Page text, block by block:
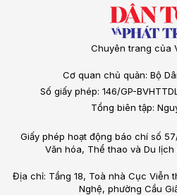
Chuyên trang của
Cơ quan chủ quản: Bộ
Số giấy phép: 146/GP-
Tổng biên tập:
Giấy phép hoạt động báo chí số
Văn hóa, Thể thao và Du lịch
Địa chỉ: Tầng 18, Toà nhà Cục Viễn
Nghệ, phường Cầu